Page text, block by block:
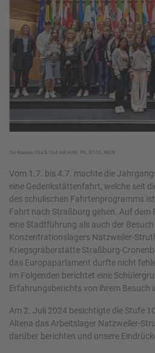
Die Klassen 10a & 10d mit HAN, PIL, STOE, WEN
Vom 1.7. bis 4.7. machte die
eine Gedenkstättenfahrt, welche seit
des schulischen Fahrtenprogramms
Fahrt nach Straßburg gehen. Auf dem
eine Stadtführung als auch der
Konzentrationslagers Natzweiler-
Kriegsgräberstätte Straßburg-
das Europaparlament durfte nicht
Im Folgenden berichtet eine
Erfahrungsberichts von ihrem Besuch
Am 2. Juli 2024 besichtigte die Stufe
Altena das Arbeitslager Natzweiler-
darüber berichten und unsere